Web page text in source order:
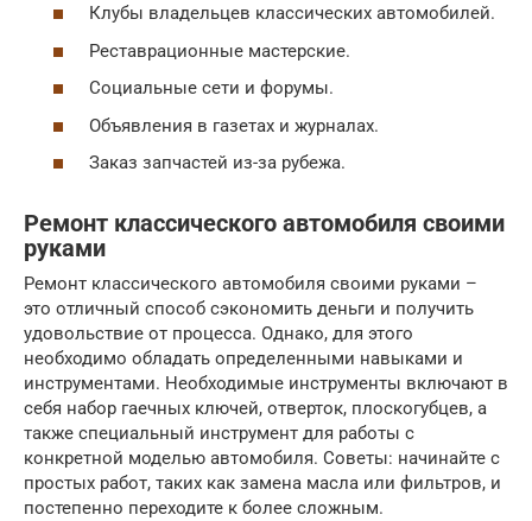
Клубы владельцев классических автомобилей.
Реставрационные мастерские.
Социальные сети и форумы.
Объявления в газетах и журналах.
Заказ запчастей из-за рубежа.
Ремонт классического автомобиля своими
руками
Ремонт классического автомобиля своими руками –
это отличный способ сэкономить деньги и получить
удовольствие от процесса. Однако, для этого
необходимо обладать определенными навыками и
инструментами. Необходимые инструменты включают в
себя набор гаечных ключей, отверток, плоскогубцев, а
также специальный инструмент для работы с
конкретной моделью автомобиля. Советы: начинайте с
простых работ, таких как замена масла или фильтров, и
постепенно переходите к более сложным.